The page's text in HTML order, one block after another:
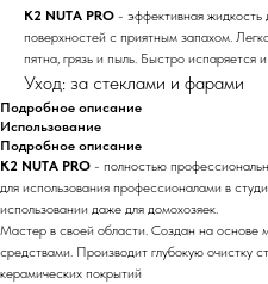
K2 NUTA PRO - эффективная жидкость
поверхностей с приятным запахом.
пятна, грязь и пыль. Быстро испаряется
Уход: за стеклами и фарами
Подробное описание
Использование
Подробное описание
K2 NUTA PRO - полностью
для использования профессионалами в
использовании даже для домохозяек.
Мастер в своей области. Создан на основе
средствами. Производит глубокую очистку
керамических покрытий